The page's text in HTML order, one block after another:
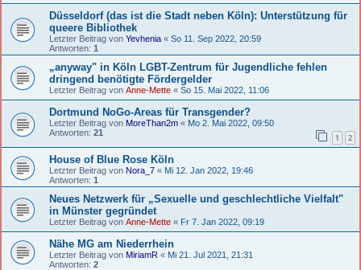
Düsseldorf (das ist die Stadt neben Köln): Unterstützung für
queere Bibliothek
Letzter Beitrag von Yevhenia « So 11. Sep 2022, 20:59
Antworten: 1
„anyway" in Köln LGBT-Zentrum für Jugendliche fehlen
dringend benötigte Fördergelder
Letzter Beitrag von Anne-Mette « So 15. Mai 2022, 11:06
Dortmund NoGo-Areas für Transgender?
Letzter Beitrag von MoreThan2m « Mo 2. Mai 2022, 09:50
Antworten: 21 1 2
House of Blue Rose Köln
Letzter Beitrag von Nora_7 « Mi 12. Jan 2022, 19:46
Antworten: 1
Neues Netzwerk für „Sexuelle und geschlechtliche Vielfalt"
in Münster gegründet
Letzter Beitrag von Anne-Mette « Fr 7. Jan 2022, 09:19
Nähe MG am Niederrhein
Letzter Beitrag von MiriamR « Mi 21. Jul 2021, 21:31
Antworten: 2